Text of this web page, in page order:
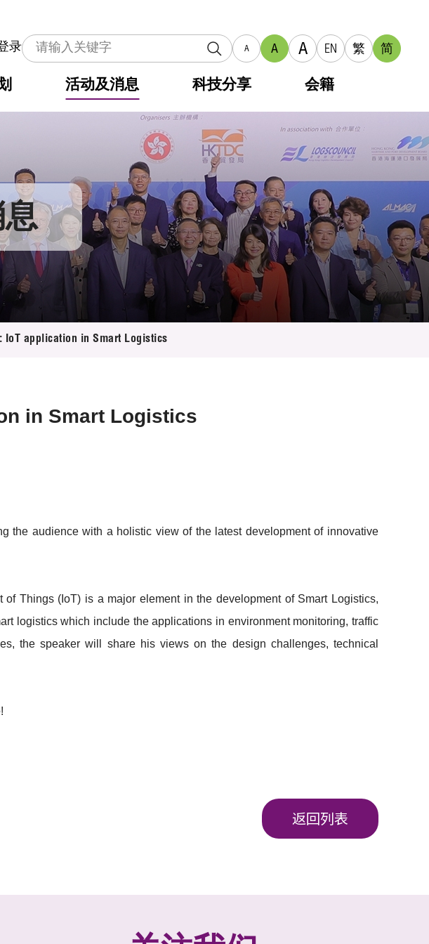
录 A A A EN 繁 简
活动及消息 科技分享 会籍
IoT application in Smart Logistics
in Smart Logistics
the audience with a holistic view of the latest development of innovative
Things (IoT) is a major element in the development of Smart Logistics,
logistics which include the applications in environment monitoring, traffic
the speaker will share his views on the design challenges, technical
返回列表